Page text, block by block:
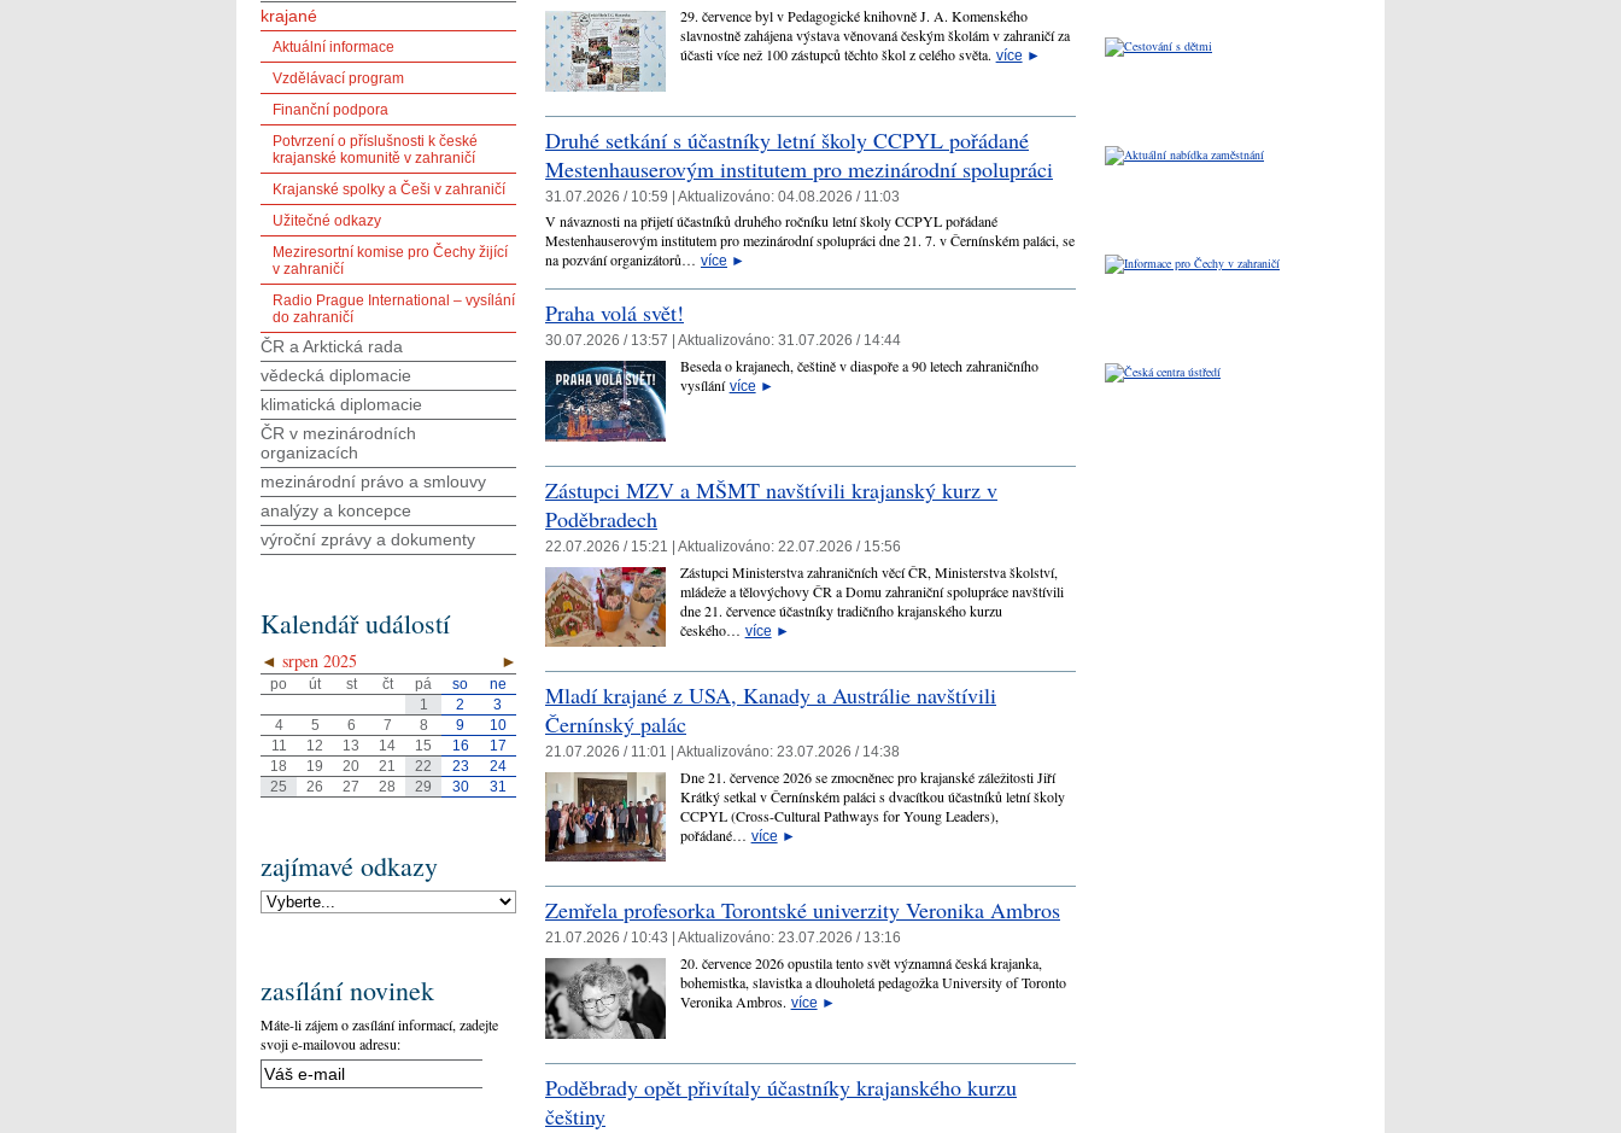
29. července byl v Pedagogické knihovně J. A. Komenského
slavnostně zahájena výstava věnovaná českým školám v zahraničí za
účasti více než 100 zástupců těchto škol z celého světa. více ►
Druhé setkání s účastníky letní školy CCPYL pořádané
Mestenhauserovým institutem pro mezinárodní spolupráci
31.07.2026 / 10:59 | Aktualizováno: 04.08.2026 / 11:03
V návaznosti na přijetí účastníků druhého ročníku letní školy CCPYL pořádané
Mestenhauserovým institutem pro mezinárodní spolupráci dne 21. 7. v Černínském paláci, se
na pozvání organizátorů… více ►
Praha volá svět!
30.07.2026 / 13:57 | Aktualizováno: 31.07.2026 / 14:44
Beseda o krajanech, češtině v diaspoře a 90 letech zahraničního
vysílání více ►
Zástupci MZV a MŠMT navštívili krajanský kurz v
Poděbradech
22.07.2026 / 15:21 | Aktualizováno: 22.07.2026 / 15:56
Zástupci Ministerstva zahraničních věcí ČR, Ministerstva školství,
mládeže a tělovýchovy ČR a Domu zahraniční spolupráce navštívili
dne 21. července účastníky tradičního krajanského kurzu
českého… více ►
Mladí krajané z USA, Kanady a Austrálie navštívili
Černínský palác
21.07.2026 / 11:01 | Aktualizováno: 23.07.2026 / 14:38
Dne 21. července 2026 se zmocněnec pro krajanské záležitosti Jiří
Krátký setkal v Černínském paláci s dvacítkou účastníků letní školy
CCPYL (Cross-Cultural Pathways for Young Leaders),
pořádané… více ►
Zemřela profesorka Torontské univerzity Veronika Ambros
21.07.2026 / 10:43 | Aktualizováno: 23.07.2026 / 13:16
20. července 2026 opustila tento svět významná česká krajanka,
bohemistka, slavistka a dlouholetá pedagožka University of Toronto
Veronika Ambros. více ►
Poděbrady opět přivítaly účastníky krajanského kurzu
češtiny
krajané
Aktuální informace
Vzdělávací program
Finanční podpora
Potvrzení o příslušnosti k české
krajanské komunitě v zahraničí
Krajanské spolky a Češi v zahraničí
Užitečné odkazy
Meziresortní komise pro Čechy žijící
v zahraničí
Radio Prague International – vysílání
do zahraničí
ČR a Arktická rada
vědecká diplomacie
klimatická diplomacie
ČR v mezinárodních
organizacích
mezinárodní právo a smlouvy
analýzy a koncepce
výroční zprávy a dokumenty
Kalendář událostí
◄ ►
srpen 2025
po út st čt pá so
ne
1
2
3
4
5 6 7 8 9
10
11
12 13 14 15 16
17
18
19 20 21 22 23
24
25
26 27 28 29 30 31
zajímavé odkazy
zasílání novinek
Máte-li zájem o zasílání informací, zadejte
svoji e-mailovou adresu: